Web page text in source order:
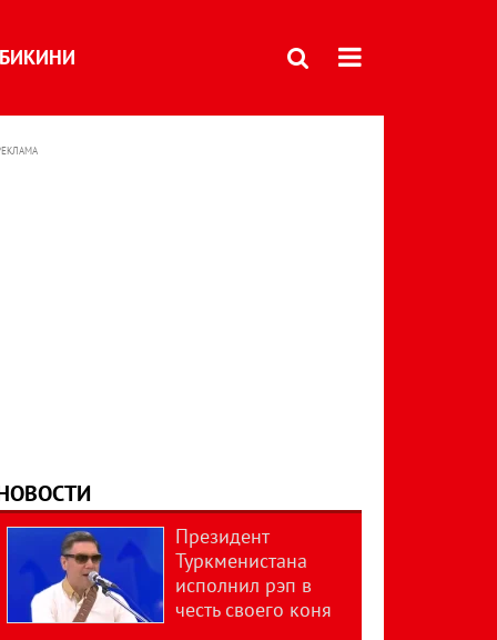
БИКИНИ
Президент
Туркменистана
исполнил рэп в
честь своего коня